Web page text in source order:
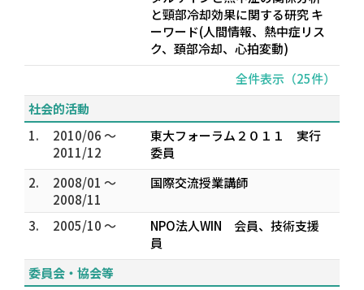
と頸部冷却効果に関する研究 キ
ーワード(人間情報、熱中症リス
ク、頚部冷却、心拍変動)
全件表示（25件）
社会的活動
1.
2010/06 ～
2011/12
東大フォーラム２０１１ 実行
委員
2.
2008/01 ～
2008/11
国際交流授業講師
3. 2005/10 ～
NPO法人WIN 会員、技術支援
員
委員会・協会等